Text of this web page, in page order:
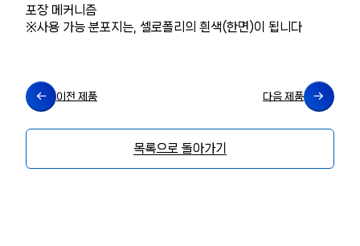
포장 메커니즘
※사용 가능 분포지는, 셀로폴리의 흰색(한면)이 됩니다
이전 제품 다음 제품
목록으로 돌아가기